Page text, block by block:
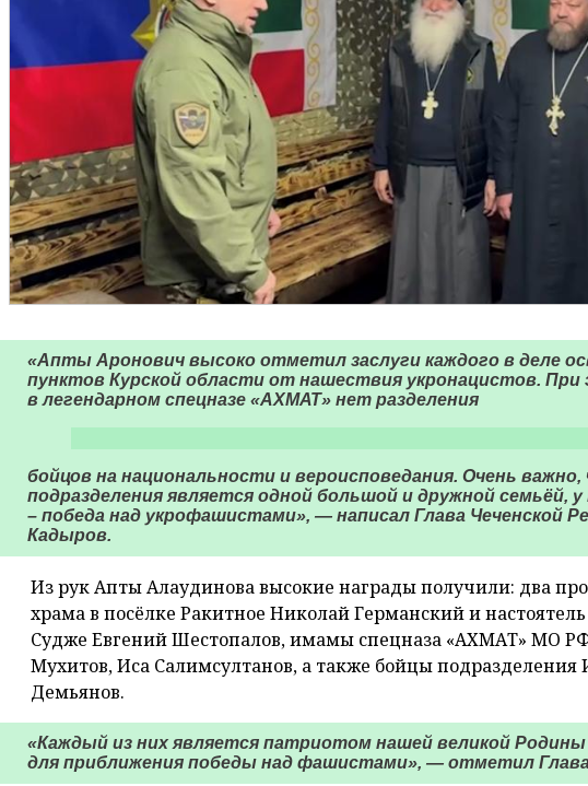
«Апты Аронович высоко отметил заслуги каждого в деле
пунктов Курской области от нашествия укронацистов. При
в легендарном спецназе «АХМАТ» нет разделения
бойцов на национальности и вероисповедания. Очень
подразделения является одной большой и дружной семьёй,
– победа над укрофашистами», — написал Глава Чеченской
Кадыров.
Из рук Апты Алаудинова высокие награды получили: два
храма в посёлке Ракитное Николай Германский и
Судже Евгений Шестопалов, имамы спецназа «АХМАТ» МО
Мухитов, Иса Салимсултанов, а также бойцы подразделения
Демьянов.
«Каждый из них является патриотом нашей великой Родины
для приближения победы над фашистами», — отметил